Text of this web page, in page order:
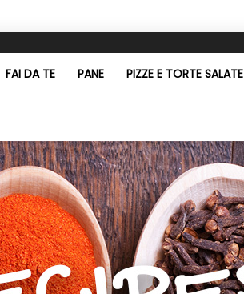
FAI DA TE PANE PIZZE E TORTE SALATE